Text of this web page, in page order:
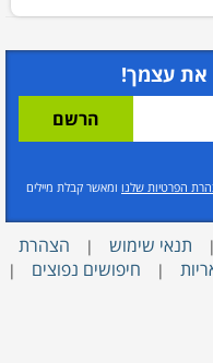
את עצמך!
הפרטיות שלנו ומאשר קבלת מיילים
| תנאי שימוש |
הצהרת
| חיפושים נפוצים |